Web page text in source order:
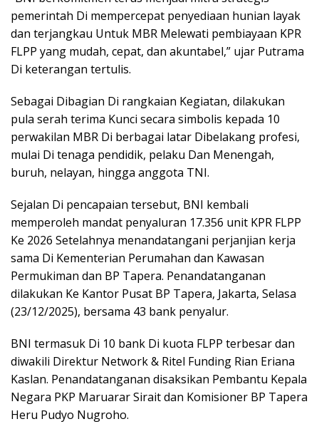
pemerintah Di mempercepat penyediaan hunian layak
dan terjangkau Untuk MBR Melewati pembiayaan KPR
FLPP yang mudah, cepat, dan akuntabel,” ujar Putrama
Di keterangan tertulis.
Sebagai Dibagian Di rangkaian Kegiatan, dilakukan
pula serah terima Kunci secara simbolis kepada 10
perwakilan MBR Di berbagai latar Dibelakang profesi,
mulai Di tenaga pendidik, pelaku Dan Menengah,
buruh, nelayan, hingga anggota TNI.
Sejalan Di pencapaian tersebut, BNI kembali
memperoleh mandat penyaluran 17.356 unit KPR FLPP
Ke 2026 Setelahnya menandatangani perjanjian kerja
sama Di Kementerian Perumahan dan Kawasan
Permukiman dan BP Tapera. Penandatanganan
dilakukan Ke Kantor Pusat BP Tapera, Jakarta, Selasa
(23/12/2025), bersama 43 bank penyalur.
BNI termasuk Di 10 bank Di kuota FLPP terbesar dan
diwakili Direktur Network & Ritel Funding Rian Eriana
Kaslan. Penandatanganan disaksikan Pembantu Kepala
Negara PKP Maruarar Sirait dan Komisioner BP Tapera
Heru Pudyo Nugroho.